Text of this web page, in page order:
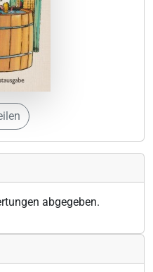
abgegeben.